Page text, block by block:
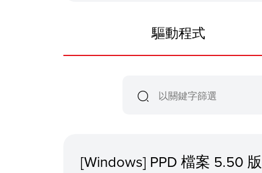
驅動程式
[Windows] PPD 檔案 5.50 版